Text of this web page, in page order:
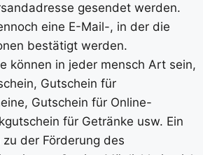
gesendet werden.
eine E-Mail-, in der die
bestätigt werden.
können in jeder mensch Art sein,
Gutschein für
Gutschein für Online-
für Getränke usw. Ein
der Förderung des